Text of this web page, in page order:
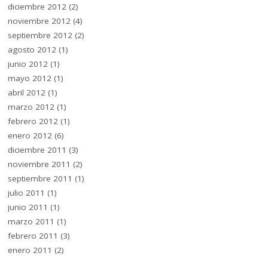
diciembre 2012 (2)
noviembre 2012 (4)
septiembre 2012 (2)
agosto 2012 (1)
junio 2012 (1)
mayo 2012 (1)
abril 2012 (1)
marzo 2012 (1)
febrero 2012 (1)
enero 2012 (6)
diciembre 2011 (3)
noviembre 2011 (2)
septiembre 2011 (1)
julio 2011 (1)
junio 2011 (1)
marzo 2011 (1)
febrero 2011 (3)
enero 2011 (2)